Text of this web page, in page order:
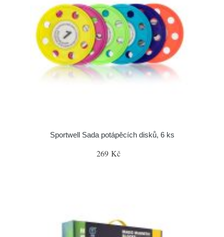
Sportwell Sada potápěcích disků, 6 ks
269 Kč